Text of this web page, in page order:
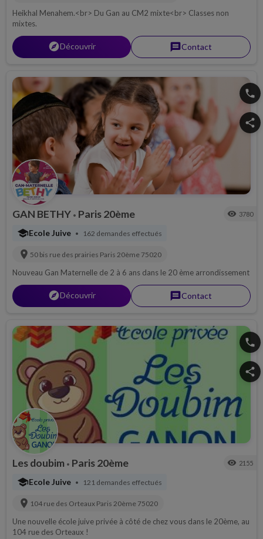
Heikhal Menahem.<br> Du Gan au CM2 mixte<br> Classes non
mixtes.
explorerDécouvrir messageContact
phone
share
GAN BETHY • Paris 20ème visibility 3780
schoolEcole Juive • 162 demandes effectués
location_on 50 bis rue des prairies Paris 20ème 75020
Nouveau Gan Maternelle de 2 à 6 ans dans le 20 ème arrondissement
explorerDécouvrir messageContact
phone
share
Les doubim • Paris 20ème visibility 2155
schoolEcole Juive • 121 demandes effectués
location_on 104 rue des Orteaux Paris 20ème 75020
Une nouvelle école juive privée à côté de chez vous dans le 20ème, au
104 rue des Orteaux !